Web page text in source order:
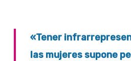
«Tener
las mujeres supone